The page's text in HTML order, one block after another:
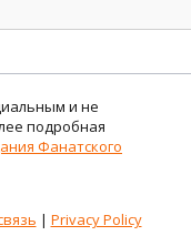
и не
подробная
Фанатского
| Privacy Policy